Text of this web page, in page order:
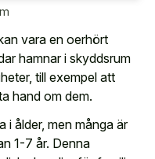
vara en oerhört
hamnar i skyddsrum
till exempel att
hand om dem.
i ålder, men många är
1-7 år. Denna